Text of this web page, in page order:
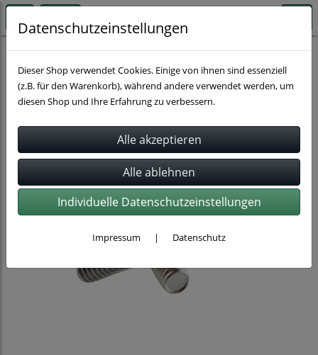
Rohrbefestigung
Datenschutzeinstellungen
Dieser Shop verwendet Cookies. Einige von ihnen sind essenziell
(z.B. für den Warenkorb), während andere verwendet werden, um
diesen Shop und Ihre Erfahrung zu verbessern.
Individuelle Datenschutzeinstellungen
Impressum | Datenschutz